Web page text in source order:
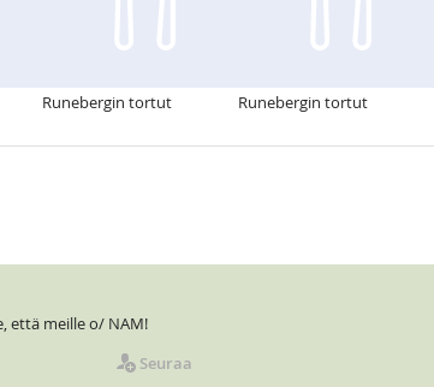
Runebergin tortut Runebergin tortut
että meille o/ NAM!
Seuraa